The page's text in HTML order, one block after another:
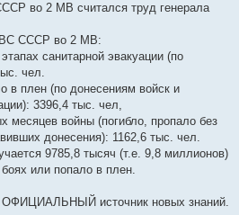
во 2 МВ считался труд генерала
ВС СССР во 2 МВ:
санитарной эвакуации (по
чел.
в плен (по донесениям войск и
3396,4 тыс. чел,
месяцев войны (погибло, пропало без
донесения): 1162,6 тыс. чел.
9785,8 тысяч (т.е. 9,8 миллионов)
или попало в плен.
ОФИЦИАЛЬНЫЙ источник новых знаний.